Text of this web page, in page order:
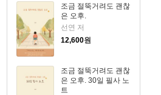
조금 절뚝거려도 괜찮
은 오후.
선연 저
12,600원
조금 절뚝거려도 괜찮
은 오후. 30일 필사 노
트
현대문학